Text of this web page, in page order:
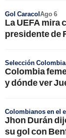
Gol CaracolAgo 6
La UEFA mira
presidente de
Selección Colombia
Colombia
y dónde ver
Colombianos en el
Jhon Durán
su gol con